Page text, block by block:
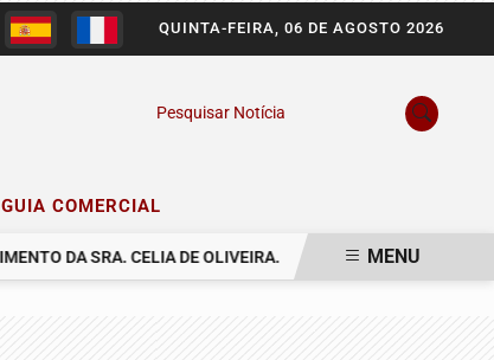
QUINTA-FEIRA, 06 DE AGOSTO 2026
Pesquisar Notícia
GUIA COMERCIAL
DA SRA. CELIA DE OLIVEIRA. COMUNICAMOS O
MENU